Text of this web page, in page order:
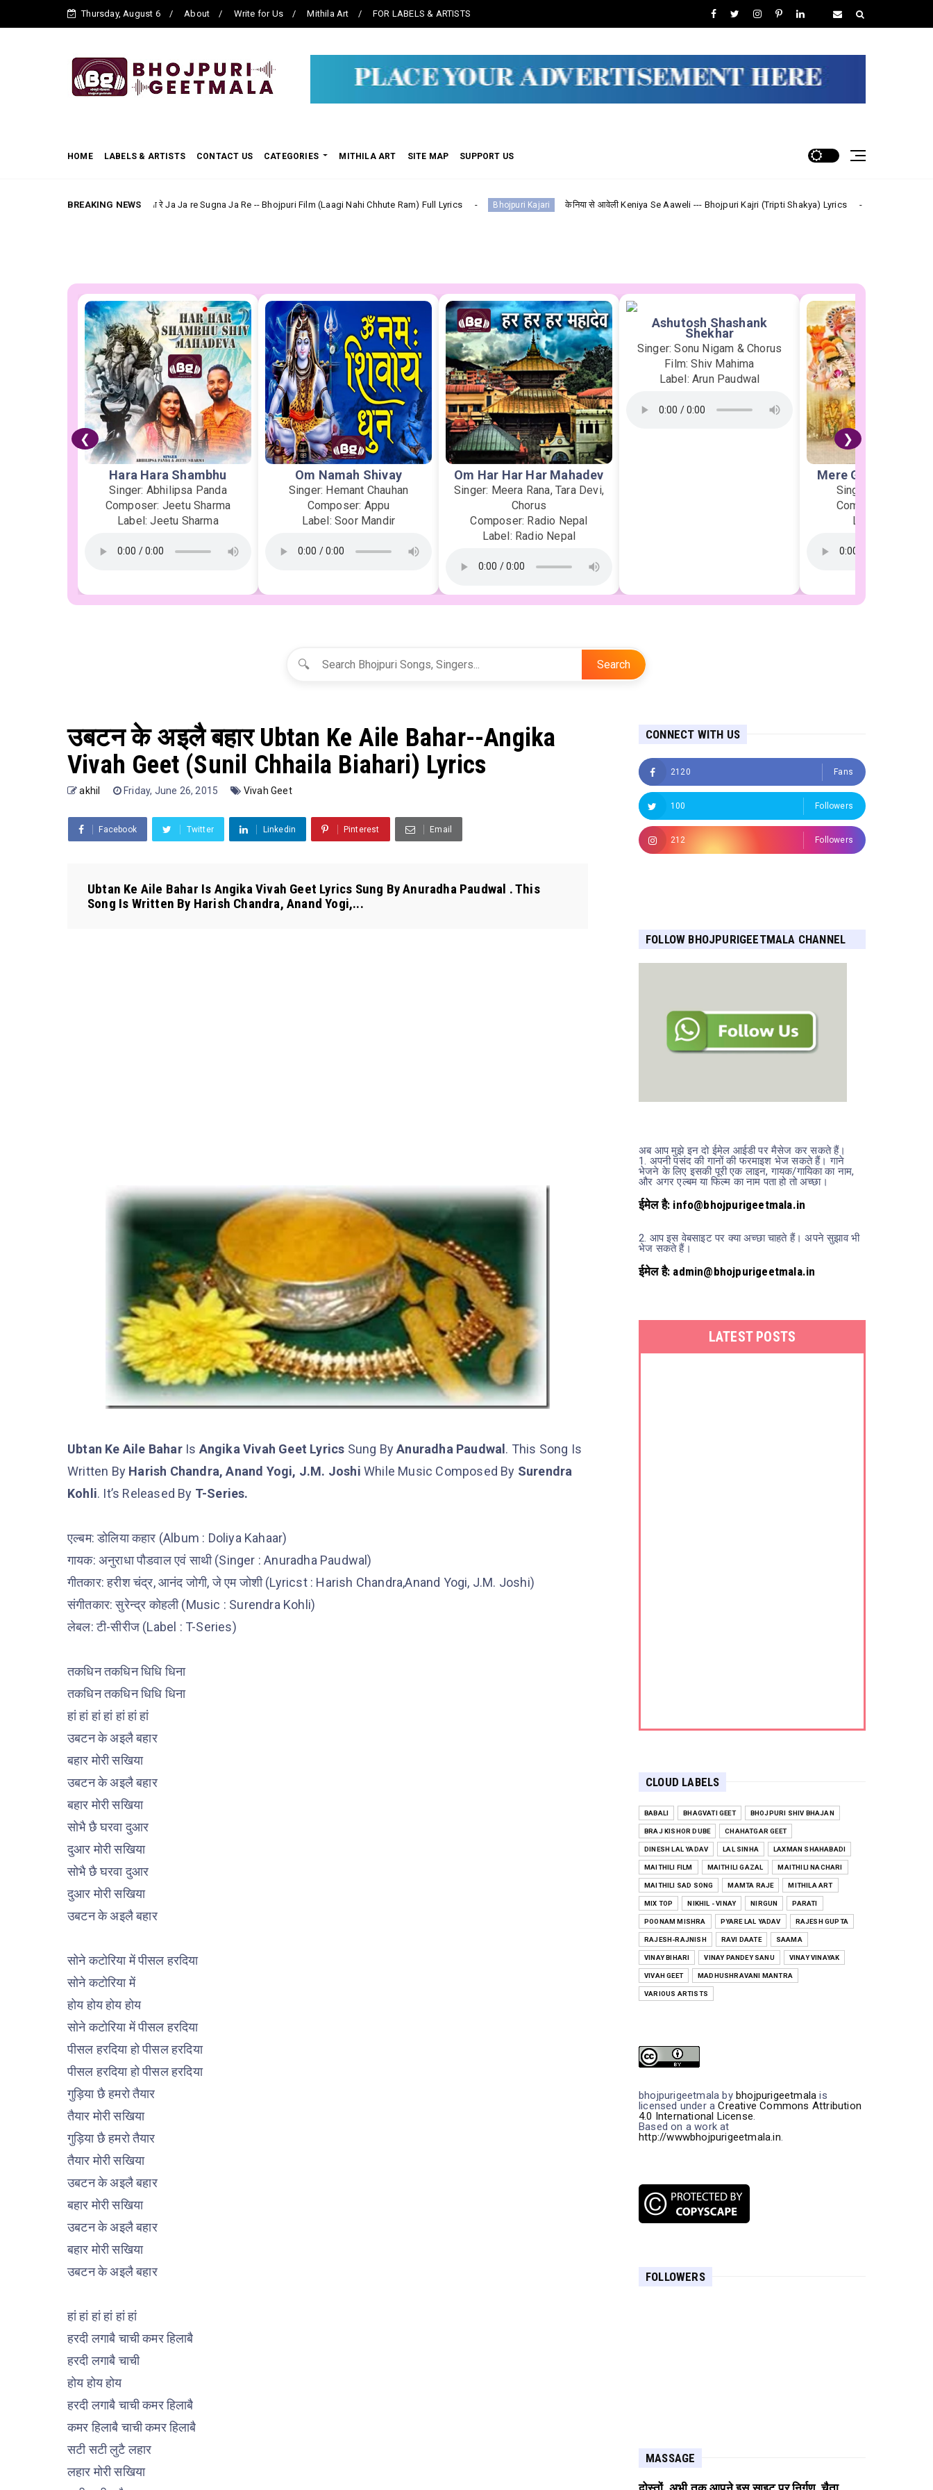
Thursday, August 6 About Write for Us Mithila Art FOR LABELS & ARTISTS
HOME LABELS & ARTISTS CONTACT US CATEGORIES MITHILA ART SITE MAP SUPPORT US
BREAKING NEWS
जा जा रे सुगना जा रे Ja Ja re Sugna Ja Re -- Bhojpuri Film (Laagi Nahi Chhute Ram) Full Lyrics Bhojpuri Kajari केनिया से आवेली Keniya Se Aaweli --- Bhojpuri Kajri (Tripti Shakya) Lyrics bhojpuri लाल-लाल ओठवा से Lal
❮ ❯
Hara Hara Shambhu
Singer: Abhilipsa Panda
Composer: Jeetu Sharma
Label: Jeetu Sharma
Om Namah Shivay
Singer: Hemant Chauhan
Composer: Appu
Label: Soor Mandir
Om Har Har Har Mahadev
Singer: Meera Rana, Tara Devi,
Chorus
Composer: Radio Nepal
Label: Radio Nepal
Ashutosh Shashank
Shekhar
Singer: Sonu Nigam & Chorus
Film: Shiv Mahima
Label: Arun Paudwal
Mere Ghar Ram
Singer: Jubin
Composer: Payal
Label: T-Series
🔍 Search
उबटन के अइलै बहार Ubtan Ke Aile Bahar--Angika
Vivah Geet (Sunil Chhaila Biahari) Lyrics
akhil Friday, June 26, 2015 Vivah Geet
Facebook Twitter Linkedin Pinterest Email
Ubtan Ke Aile Bahar Is Angika Vivah Geet Lyrics Sung By Anuradha Paudwal . This
Song Is Written By Harish Chandra, Anand Yogi,...
Ubtan Ke Aile BaharIs Angika Vivah Geet Lyrics Sung ByAnuradha Paudwal . This Song Is
Written By Harish Chandra, Anand Yogi, J.M. Joshi While Music Composed By Surendra
Kohli. It’s Released By T-Series.
एल्बम: डोलिया कहार (Album : Doliya Kahaar)
गायक: अनुराधा पौडवाल एवं साथी (Singer : Anuradha Paudwal)
गीतकार: हरीश चंद्र, आनंद जोगी, जे एम जोशी (Lyricst : Harish Chandra,Anand Yogi, J.M. Joshi)
संगीतकार: सुरेन्द्र कोहली (Music : Surendra Kohli)
लेबल: टी-सीरीज (Label : T-Series)
तकधिन तकधिन धिधि धिना
तकधिन तकधिन धिधि धिना
हां हां हां हां हां हां हां
उबटन के अइलै बहार
बहार मोरी सखिया
उबटन के अइलै बहार
बहार मोरी सखिया
सोभै छै घरवा दुआर
दुआर मोरी सखिया
सोभै छै घरवा दुआर
दुआर मोरी सखिया
उबटन के अइलै बहार
सोने कटोरिया में पीसल हरदिया
सोने कटोरिया में
होय होय होय होय
सोने कटोरिया में पीसल हरदिया
पीसल हरदिया हो पीसल हरदिया
पीसल हरदिया हो पीसल हरदिया
गुड़िया छै हमरो तैयार
तैयार मोरी सखिया
गुड़िया छै हमरो तैयार
तैयार मोरी सखिया
उबटन के अइलै बहार
बहार मोरी सखिया
उबटन के अइलै बहार
बहार मोरी सखिया
उबटन के अइलै बहार
हां हां हां हां हां हां
हरदी लगाबै चाची कमर हिलाबै
हरदी लगाबै चाची
होय होय होय
हरदी लगाबै चाची कमर हिलाबै
कमर हिलाबै चाची कमर हिलाबै
सटी सटी लुटै लहार
लहार मोरी सखिया
CONNECT WITH US
2120 Fans
100 Followers
212 Followers
FOLLOW BHOJPURIGEETMALA CHANNEL
अब आप मुझे इन दो ईमेल आईडी पर मैसेज कर सकते हैं।
1. अपनी पसंद की गानों की फरमाइश भेज सकते हैं। गाने
भेजने के लिए इसकी पूरी एक लाइन, गायक/गायिका का नाम,
और अगर एल्बम या फिल्म का नाम पता हो तो अच्छा।
ईमेल है: info@bhojpurigeetmala.in
2. आप इस वेबसाइट पर क्या अच्छा चाहते हैं। अपने सुझाव भी
भेज सकते हैं।
ईमेल है: admin@bhojpurigeetmala.in
LATEST POSTS
CLOUD LABELS
BABALI BHAGVATI GEET BHOJPURI SHIV BHAJAN
BRAJ KISHOR DUBE CHAHATGAR GEET
DINESH LAL YADAV LAL SINHA LAXMAN SHAHABADI
MAITHILI FILM MAITHILI GAZAL MAITHILI NACHARI
MAITHILI SAD SONG MAMTA RAJE MITHILA ART
MIX TOP NIKHIL - VINAY NIRGUN PARATI
POONAM MISHRA PYARE LAL YADAV RAJESH GUPTA
RAJESH-RAJNISH RAVI DAATE SAAMA
VINAY BIHARI VINAY PANDEY SANU VINAY VINAYAK
VIVAH GEET MADHUSHRAVANI MANTRA
VARIOUS ARTISTS
bhojpurigeetmala bybhojpurigeetmala is
licensed under aCreative Commons Attribution
4.0 International License
Based on a work at
http://wwwbhojpurigeetmala.in
FOLLOWERS
MASSAGE